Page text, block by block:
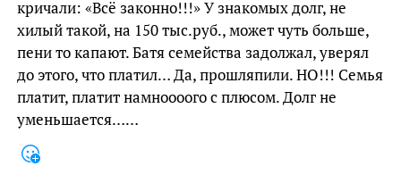
кричали: «Всё законно!!!» У знакомых долг, не
хилый такой, на 150 тыс.руб., может чуть больше,
пени то капают. Батя семейства задолжал, уверял
до этого, что платил… Да, прошляпили. НО!!! Семья
платит, платит намноооого с плюсом. Долг не
уменьшается……